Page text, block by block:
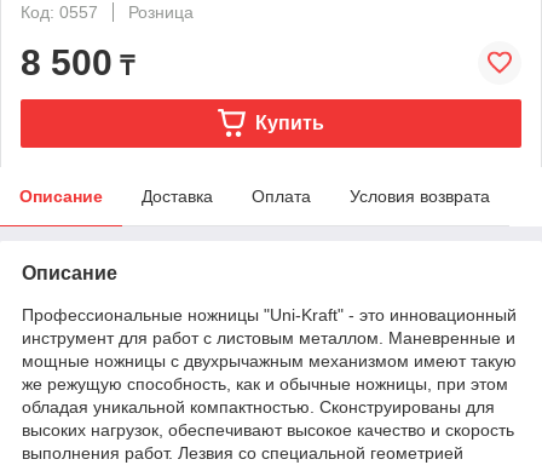
Код: 0557
Розница
8 500 ₸
Купить
Описание Доставка Оплата Условия возврата
Описание
Профессиональные ножницы "Uni-Kraft" - это инновационный
инструмент для работ с листовым металлом. Маневренные и
мощные ножницы с двухрычажным механизмом имеют такую
же режущую способность, как и обычные ножницы, при этом
обладая уникальной компактностью. Сконструированы для
высоких нагрузок, обеспечивают высокое качество и скорость
выполнения работ. Лезвия со специальной геометрией